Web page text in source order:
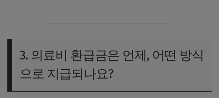
3. 의료비 환급금은 언제, 어떤 방식
으로 지급되나요?